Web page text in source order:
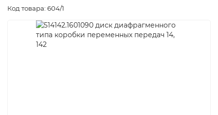
Код товара: 604/1